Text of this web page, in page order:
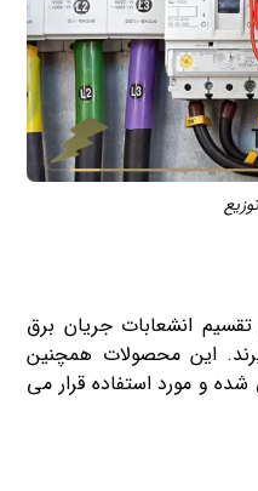
تقسیم انشعابات جریان برق
این محصولات همچنین
و مورد استفاده قرار می